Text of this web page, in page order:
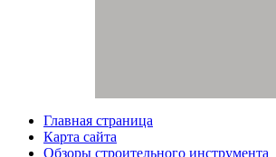
Главная страница
Карта сайта
Обзоры строительного инструмента